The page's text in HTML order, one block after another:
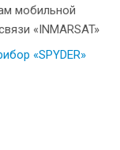
мобильной
«INMARSAT»
«SPYDER»